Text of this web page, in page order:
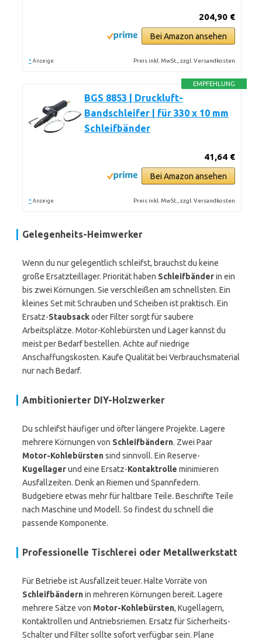
204,90 €
Bei Amazon ansehen
* Anzeige Preis inkl. MwSt., zzgl. Versandkosten
EMPFEHLUNG
BGS 8853 | Druckluft-
Bandschleifer | für 330 x 10 mm
Schleifbänder
41,64 €
Bei Amazon ansehen
* Anzeige Preis inkl. MwSt., zzgl. Versandkosten
Gelegenheits-Heimwerker
Wenn du nur gelegentlich schleifst, brauchst du keine
große Ersatzteillager. Priorität haben Schleifbänderin ein
bis zwei Körnungen. Sie verschleißen am schnellsten. Ein
kleines Set mit Schrauben und Scheiben ist praktisch. Ein
Ersatz-Staubsackoder Filter sorgt für saubere
Arbeitsplätze. Motor-Kohlebürsten und Lager kannst du
meist per Bedarf bestellen. Achte auf niedrige
Anschaffungskosten. Kaufe Qualität bei Verbrauchsmaterial
nur nach Bedarf.
Ambitionierter DIY-Holzwerker
Du schleifst häufiger und öfter längere Projekte. Lagere
mehrere Körnungen von Schleifbändern. Zwei Paar
Motor-Kohlebürstensind sinnvoll. Ein Reserve-
Kugellagerund eine Ersatz-Kontaktrolle minimieren
Ausfallzeiten. Denk an Riemen und Spannfedern.
Budgetiere etwas mehr für haltbare Teile. Beschrifte Teile
nach Maschine und Modell. So findest du schnell die
passende Komponente.
Professionelle Tischlerei oder Metallwerkstatt
Für Betriebe ist Ausfallzeit teuer. Halte Vorräte von
Schleifbändernin mehreren Körnungen bereit. Lagere
mehrere Sätze von Motor-Kohlebürsten, Kugellagern,
Kontaktrollen und Antriebsriemen. Ersatz für Sicherheits-
Schalter und Filter sollte sofort verfügbar sein. Plane